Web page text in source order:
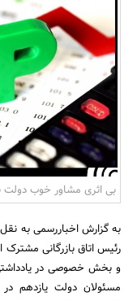
بی اثری مشاور خوب دولت
به گزارش اخباررسمی به نقل
رئیس اتاق بازرگانی مشترک
و بخش خصوصی در یادداشتی
مسئولان دولت